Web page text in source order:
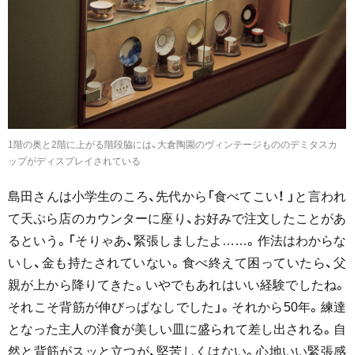
1階の奥と2階に上がる階段脇には、大倉陶園のヴィンテージもののデミタスカ
ップがディスプレイされている
島田さんは小学生のころ、先代から「食べてこい！ 」と言われ
て天ぷら店のカウンターに座り、お好みで注文したことがあ
るという。「そりゃあ、緊張しましたよ……。作法はわからな
いし、金も持たされていない。食べ終えて困っていたら、父
親が上から降りてきた。いやでもあれはいい経験でしたね。
それこそ背筋が伸びっぱなしでした」。それから50年。練達
となった主人の洋食が美しい皿に盛られて差し出される。自
然と背筋がスッと立つが、堅苦しくはない。心地いい緊張感